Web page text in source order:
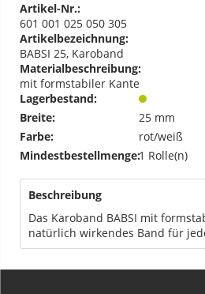
Artikel-Nr.:
601 001 025 050 305
Artikelbezeichnung:
BABSI 25, Karoband
Materialbeschreibung:
mit formstabiler Kante
Lagerbestand:
Breite:
25 mm
Farbe:
rot/weiß
Mindestbestellmenge:1 Rolle(n)
Beschreibung
Das Karoband BABSI mit
natürlich wirkendes Band für